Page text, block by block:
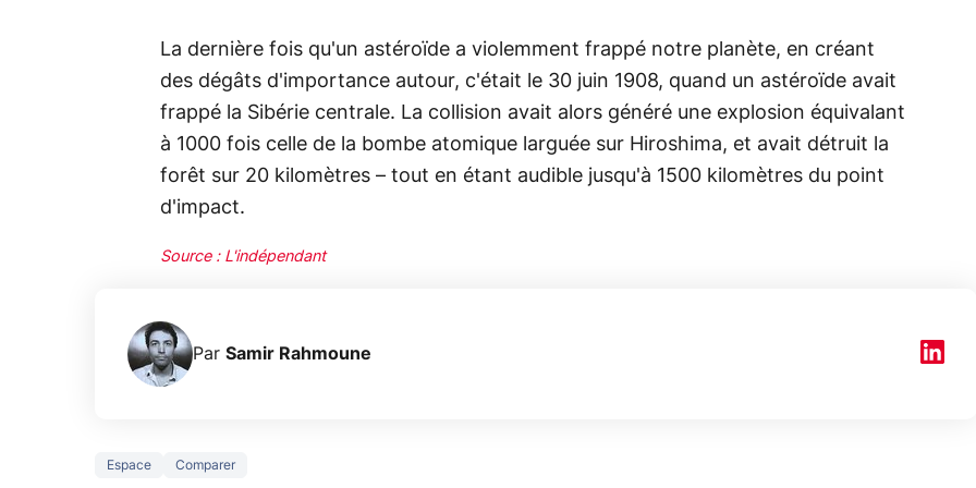
La dernière fois qu'un astéroïde a violemment frappé notre planète, en créant
des dégâts d'importance autour, c'était le 30 juin 1908, quand un astéroïde avait
frappé la Sibérie centrale. La collision avait alors généré une explosion équivalant
à 1000 fois celle de la bombe atomique larguée sur Hiroshima, et avait détruit la
forêt sur 20 kilomètres – tout en étant audible jusqu'à 1500 kilomètres du point
d'impact.
Source : L'indépendant
Par Samir Rahmoune
Espace Comparer